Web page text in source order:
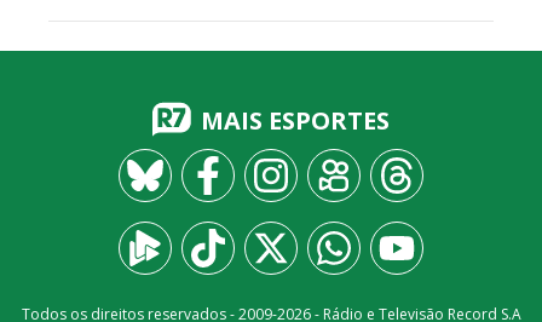
MAIS ESPORTES
Todos os direitos reservados - 2009-2026- Rádio e Televisão Record S.A